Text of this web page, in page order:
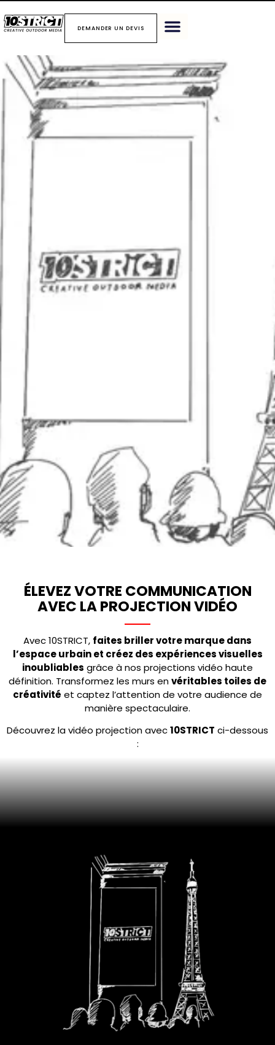
DEMANDER UN DEVIS
PROJECTION
VIDÉO
Faites passer vos campagnes de street
marketing au niveau supérieur grâce à
notre service de projection vidéo haute
définition. En transformant les murs
urbains en écrans géants,nous vous
permettons de captiver l’attention et de
inoubliable.
Cette techniqueinnovante et
spectaculaire offre un impact visuel
percutante.
DEMANDER UN DEVIS ⟶
ÉLEVEZ VOTRE COMMUNICATION
AVEC LA PROJECTION VIDÉO
Avec 10STRICT, faites briller votre marque dans
l’espace urbain et créez des expériences visuelles
inoubliables grâce à nos projections vidéo haute
définition. Transformez les murs envéritables toiles de
créativité et captez l’attention de votre audience de
manière spectaculaire.
Découvrez la vidéo projection avec10STRICT ci-dessous
: